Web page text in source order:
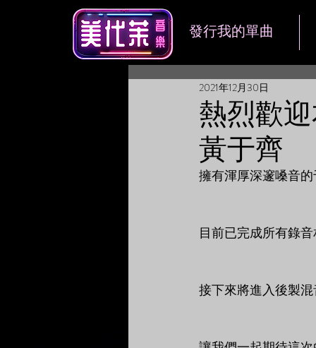
發行我的單曲
熱烈歡
黃于齊
2021年12月30日
擁有渾厚深邃嗓音
目前已完成所有錄
接下來將進入後製